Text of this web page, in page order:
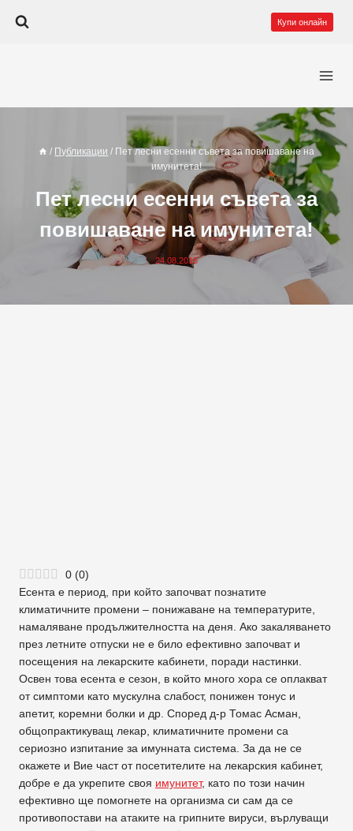
съдържанието
Купи онлайн
/ Публикации / Пет лесни есенни съвета за повишаване на
имунитета!
Пет лесни есенни съвета за
повишаване на имунитета!
24.08.2015
0 (0)
Есента е период, при който започват познатите
климатичните промени – понижаване на температурите,
намаляване продължителността на деня. Ако закаляването
през летните отпуски не е било ефективно започват и
посещения на лекарските кабинети, поради настинки.
Освен това есента е сезон, в който много хора се оплакват
от симптоми като мускулна слабост, понижен тонус и
апетит, коремни болки и др. Според д-р Томас Асман,
общопрактикуващ лекар, климатичните промени са
сериозно изпитание за имунната система. За да не се
окажете и Вие част от посетителите на лекарския кабинет,
добре е да укрепите своя имунитет, като по този начин
ефективно ще помогнете на организма си сам да се
противопостави на атаките на грипните вируси, върлуващи